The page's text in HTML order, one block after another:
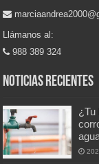
Llámanos al:
988 389 324
Noticias recientes
¿Tu